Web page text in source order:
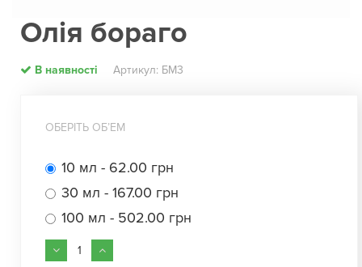
Олія бораго
В наявності Артикул: БМ3
ОБЕРІТЬ ОБʼЕМ
10 мл - 62.00 грн
30 мл - 167.00 грн
100 мл - 502.00 грн